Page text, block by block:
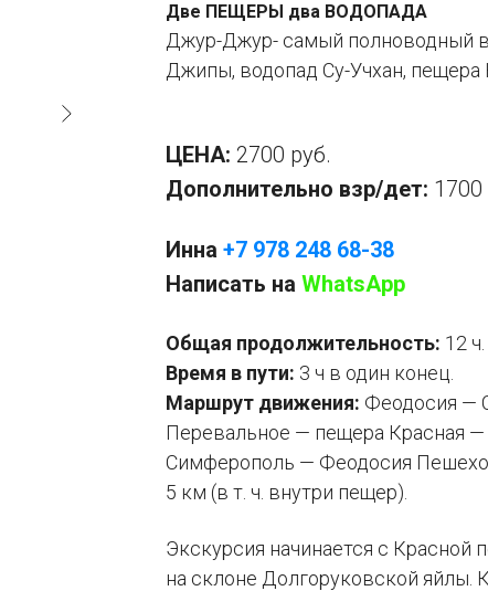
Две ПЕЩЕРЫ два ВОДОПАДА
Джур-Джур- самый полноводный
Джипы, водопад Су-Учхан, пещера
ЦЕНА: 2700 руб.
Дополнительно взр/дет: 1700
Инна +7 978 248 68-38
Написать на WhatsApp
Общая продолжительность: 12 ч.
Время в пути: 3 ч в один конец.
Маршрут движения: Феодосия —
Перевальное — пещера Красная
Симферополь — Феодосия
5 км (в т. ч. внутри пещер).
Экскурсия начинается с Красной
на склоне Долгоруковской яйлы.